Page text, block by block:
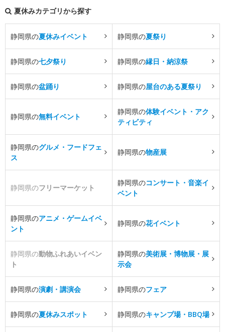
夏休みカテゴリから探す
静岡県の夏休みイベント 静岡県の夏祭り
静岡県の七夕祭り 静岡県の縁日・納涼祭
静岡県の盆踊り 静岡県の屋台のある夏祭り
静岡県の無料イベント
静岡県の体験イベント・アク
ティビティ
静岡県のグルメ・フードフェ
ス
静岡県の物産展
静岡県のフリーマーケット
静岡県のコンサート・音楽イ
ベント
静岡県のアニメ・ゲームイベ
ント
静岡県の花イベント
静岡県の動物ふれあいイベン
ト
静岡県の美術展・博物展・展
示会
静岡県の演劇・講演会 静岡県のフェア
静岡県の夏休みスポット 静岡県のキャンプ場・BBQ場